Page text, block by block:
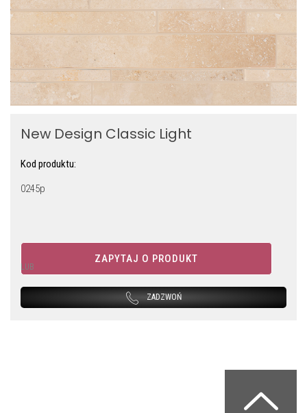
New Design Classic Light
Kod produktu:
0245p
ZAPYTAJ O PRODUKT
LUB
ZADZWOŃ